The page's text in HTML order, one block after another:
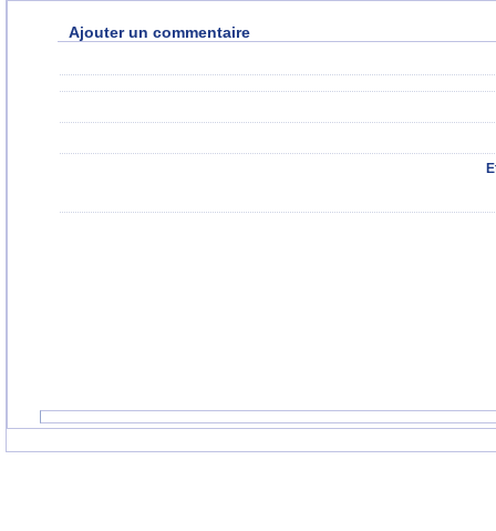
Ajouter un commentaire